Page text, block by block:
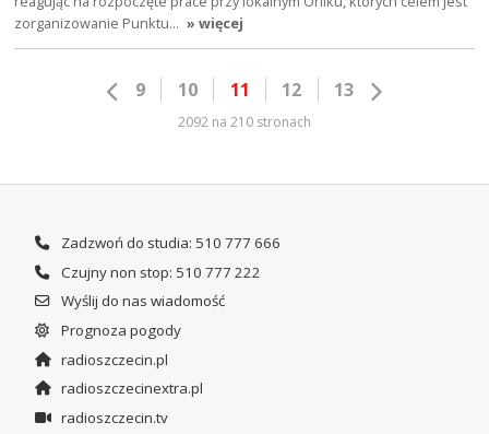
zorganizowanie Punktu… » więcej
9 10 11 12 13
2092 na 210 stronach
Zadzwoń do studia: 510 777 666
Czujny non stop: 510 777 222
Wyślij do nas wiadomość
Prognoza pogody
radioszczecin.pl
radioszczecinextra.pl
radioszczecin.tv